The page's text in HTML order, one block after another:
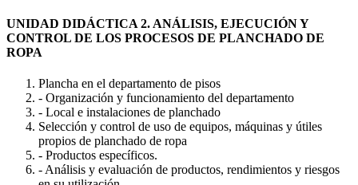
UNIDAD DIDÁCTICA 2. ANÁLISIS, EJECUCIÓN Y
CONTROL DE LOS PROCESOS DE PLANCHADO DE
ROPA
Plancha en el departamento de pisos
- Organización y funcionamiento del departamento
- Local e instalaciones de planchado
Selección y control de uso de equipos, máquinas y útiles
propios de planchado de ropa
- Productos específicos.
- Análisis y evaluación de productos, rendimientos y riesgos